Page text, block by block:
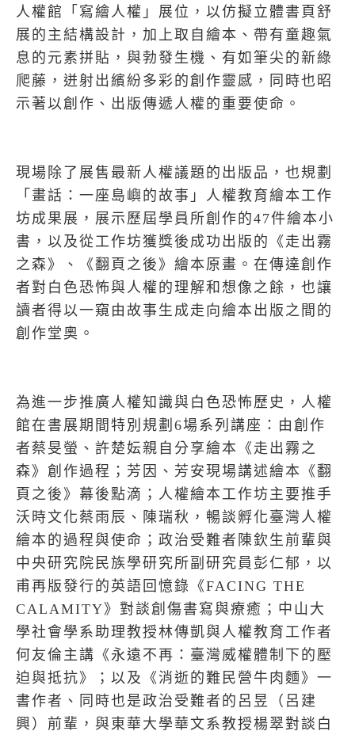
人權館「寫繪人權」展位，以仿擬立體書頁舒
展的主結構設計，加上取自繪本、帶有童趣氣
息的元素拼貼，與勃發生機、有如筆尖的新綠
爬藤，迸射出繽紛多彩的創作靈感，同時也昭
示著以創作、出版傳遞人權的重要使命。
現場除了展售最新人權議題的出版品，也規劃
「畫話：一座島嶼的故事」人權教育繪本工作
坊成果展，展示歷屆學員所創作的47件繪本小
書，以及從工作坊獲獎後成功出版的《走出霧
之森》、《翻頁之後》繪本原畫。在傳達創作
者對白色恐怖與人權的理解和想像之餘，也讓
讀者得以一窺由故事生成走向繪本出版之間的
創作堂奧。
為進一步推廣人權知識與白色恐怖歷史，人權
館在書展期間特別規劃6場系列講座：由創作
者蔡旻螢、許楚妘親自分享繪本《走出霧之
森》創作過程；芳因、芳安現場講述繪本《翻
頁之後》幕後點滴；人權繪本工作坊主要推手
沃時文化蔡雨辰、陳瑞秋，暢談孵化臺灣人權
繪本的過程與使命；政治受難者陳欽生前輩與
中央研究院民族學研究所副研究員彭仁郁，以
甫再版發行的英語回憶錄《FACING THE
CALAMITY》對談創傷書寫與療癒；中山大
學社會學系助理教授林傳凱與人權教育工作者
何友倫主講《永遠不再：臺灣威權體制下的壓
迫與抵抗》；以及《消逝的難民營牛肉麵》一
書作者、同時也是政治受難者的呂昱（呂建
興）前輩，與東華大學華文系教授楊翠對談白